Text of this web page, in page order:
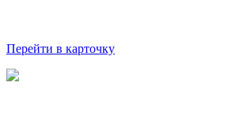
Перейти в карточку